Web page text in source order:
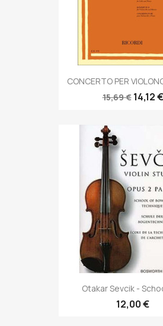
CONCERTO PER
15,69 € 14,12 €
Otakar Sevcik -
12,00 €